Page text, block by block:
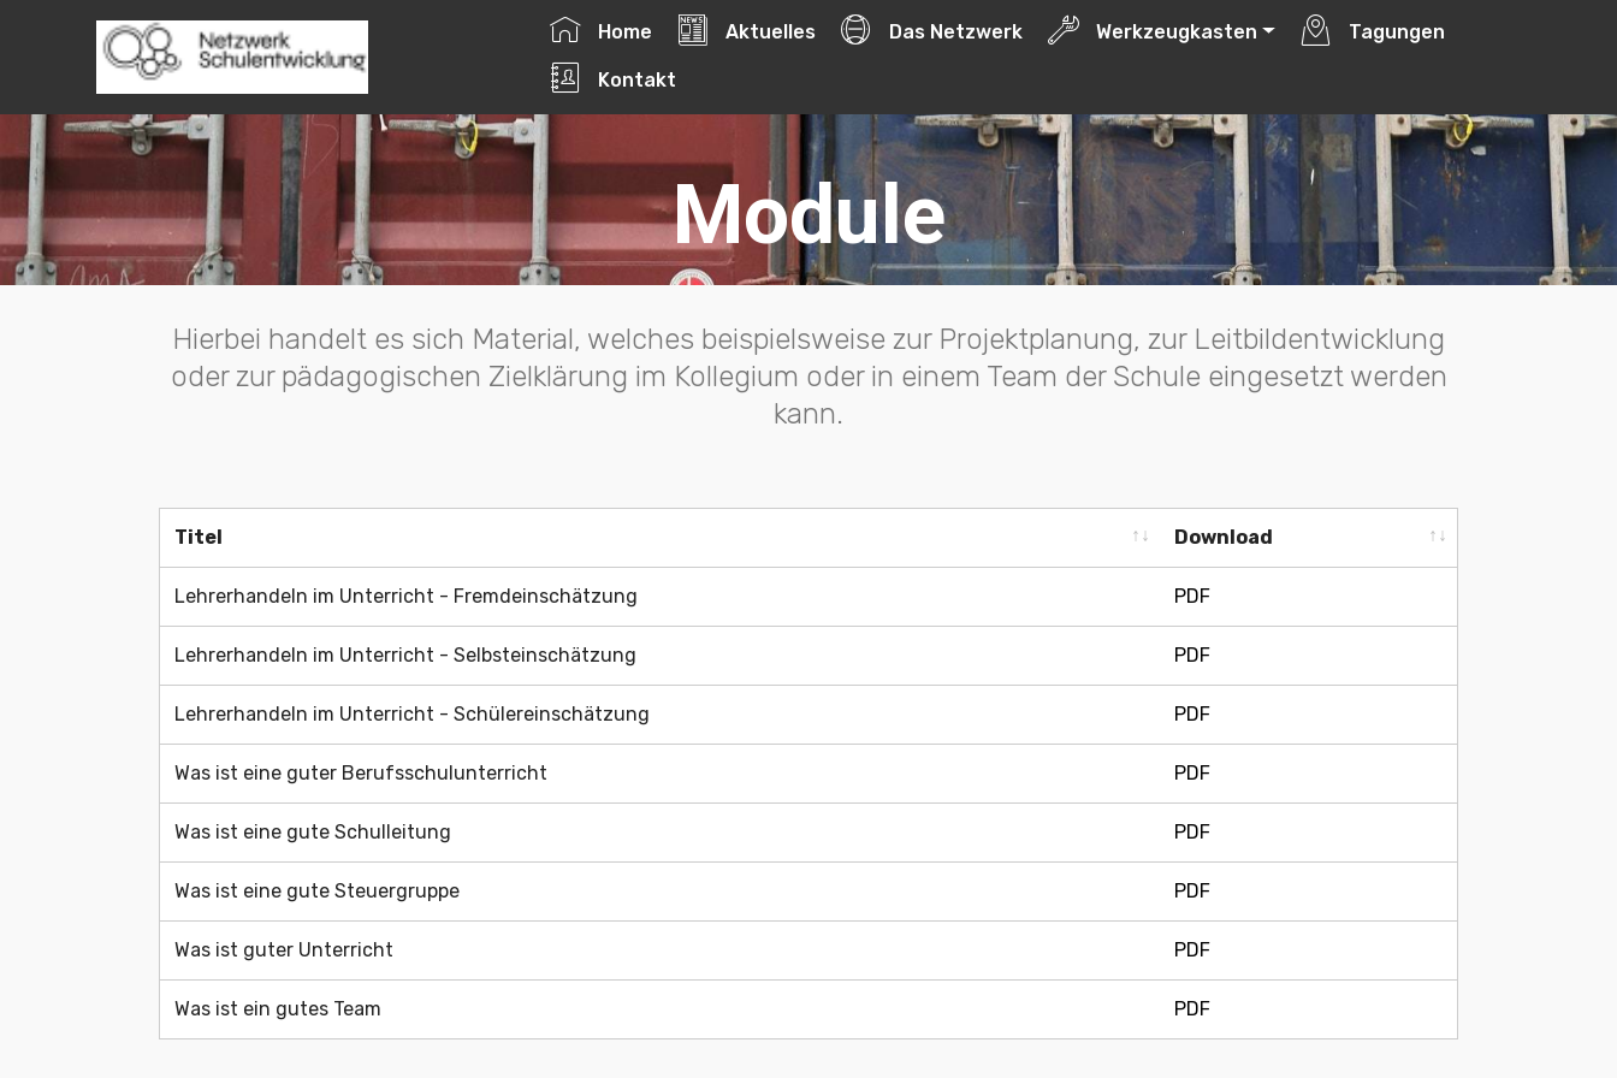
Home Aktuelles Das Netzwerk Werkzeugkasten Tagungen
Kontakt
Copyright © 2017 Netzwerk-Schulentwicklung | Webdesign und Webentwicklung byITSP
Module
Hierbei handelt es sich Material, welches beispielsweise zur Projektplanung, zur Leitbildentwicklung
oder zur pädagogischen Zielklärung im Kollegium oder in einem Team der Schule eingesetzt werden
kann.
Titel
Download
Lehrerhandeln im Unterricht - Fremdeinschätzung PDF
Lehrerhandeln im Unterricht - Selbsteinschätzung PDF
Lehrerhandeln im Unterricht - Schülereinschätzung PDF
Was ist eine guter Berufsschulunterricht PDF
Was ist eine gute Schulleitung PDF
Was ist eine gute Steuergruppe PDF
Was ist guter Unterricht PDF
Was ist ein gutes Team PDF